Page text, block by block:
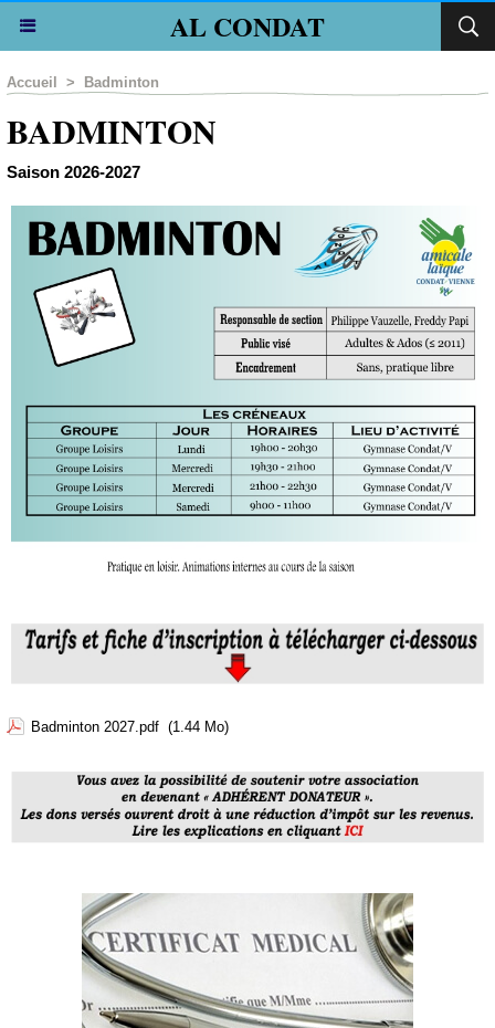
AL CONDAT
Accueil > Badminton
BADMINTON
Saison 2026-2027
Badminton 2027.pdf (1.44 Mo)